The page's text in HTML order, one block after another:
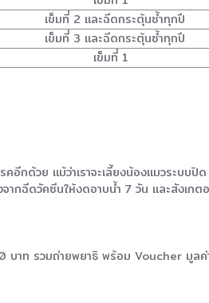
เข็มที่ 2 และฉีดกระตุ้นซ้ำทุกปี
เข็มที่ 3 และฉีดกระตุ้นซ้ำทุกปี
เข็มที่ 1
อีกด้วย แม้ว่าเราจะเลี้ยงน้องแมวระบบปิ
กฉีดวัคซีนให้งดอาบน้ำ 7 วัน และสังเกต
บาท รวมถ่ายพยาธิ พร้อม Voucher มูลค่